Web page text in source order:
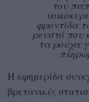
του
φροντίδα
ρευστό που
τα ρούχα
Η εφημερίδα
βρετανικές